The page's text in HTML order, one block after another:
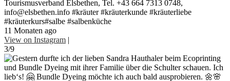
Tourismusverband Elsbethen, Tel. +43 664 7313 0748,
info@elsbethen.info #kräuter #kräuterkunde #kräuterliebe
#kräuterkurs#salbe #salbenküche
11 Monaten ago
View on Instagram |
3/9